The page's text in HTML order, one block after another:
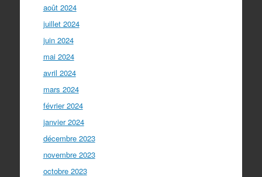
août 2024
juillet 2024
juin 2024
mai 2024
avril 2024
mars 2024
février 2024
janvier 2024
décembre 2023
novembre 2023
octobre 2023